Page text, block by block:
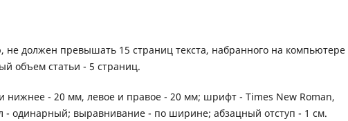
должен превышать 15 страниц текста, набранного на компьютере
объем статьи - 5 страниц.
нижнее - 20 мм, левое и правое - 20 мм; шрифт - Times New Roman,
- одинарный; выравнивание - по ширине; абзацный отступ - 1 см.